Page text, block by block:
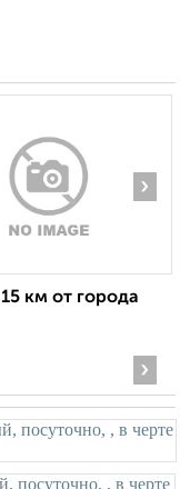
›
км от города
›